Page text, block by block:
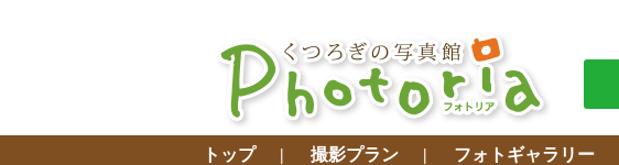
トップ 撮影プラン フォトギャラリー